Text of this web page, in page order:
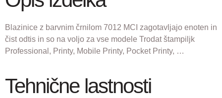
Blazinice z barvnim črnilom 7012 MCI zagotavljajo enoten in
čist odtis in so na voljo za vse modele Trodat štampiljk
Professional, Printy, Mobile Printy, Pocket Printy, …
Tehnične lastnosti